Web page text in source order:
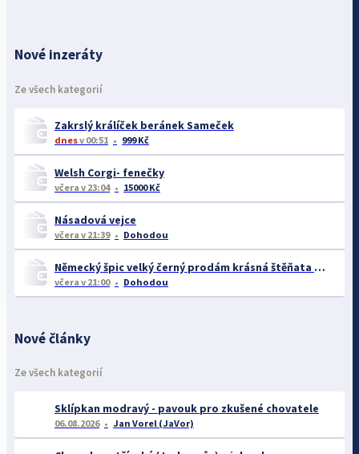
Nové inzeráty
Ze všech kategorií
Zakrslý králíček beránek Sameček
dnesv 00:51 999 Kč
Welsh Corgi- fenečky
včera v 23:04 15000 Kč
Násadová vejce
včera v 21:39 Dohodou
Německý špic velký černý prodám krásná štěňata s PP - rarita
včera v 21:00 Dohodou
Nové články
Ze všech kategorií
Sklípkan modravý - pavouk pro zkušené chovatele
06.08.2026 Jan Vorel (JaVor)